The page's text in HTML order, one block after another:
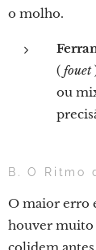
o molho.
( fouet
ou
B. O Ritmo
O maior erro
houver muito